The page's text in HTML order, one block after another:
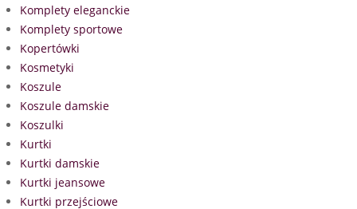
Komplety eleganckie
Komplety sportowe
Kopertówki
Kosmetyki
Koszule
Koszule damskie
Koszulki
Kurtki
Kurtki damskie
Kurtki jeansowe
Kurtki przejściowe